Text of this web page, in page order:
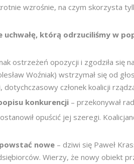
wzrośnie, na czym skorzysta
uchwałę, którą odrzuciliśmy w
ostrzeżeń opozycji i zgodziła się
Woźniak) wstrzymał się od
członek koalicji
konkurencji – przekonywał
opuścić jej szeregi.
nowe – dziwi się Paweł
Wierzy, że nowy obiekt